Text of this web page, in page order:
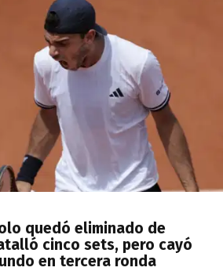
quedó eliminado de
cinco sets, pero cayó
en tercera ronda